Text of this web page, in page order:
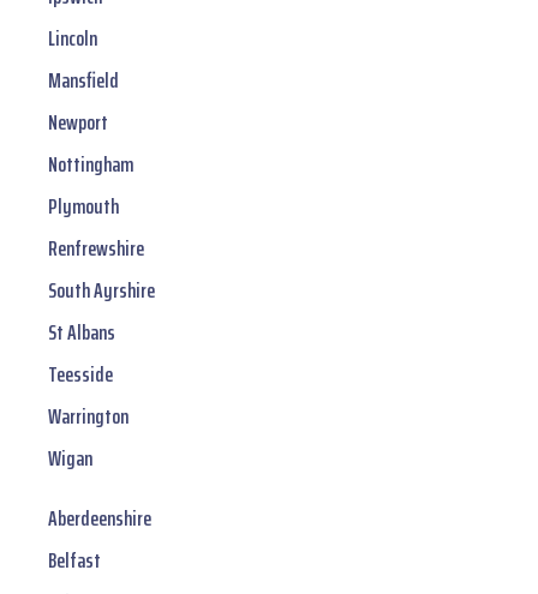
Lincoln
Mansfield
Newport
Nottingham
Plymouth
Renfrewshire
South Ayrshire
St Albans
Teesside
Warrington
Wigan
Aberdeenshire
Belfast